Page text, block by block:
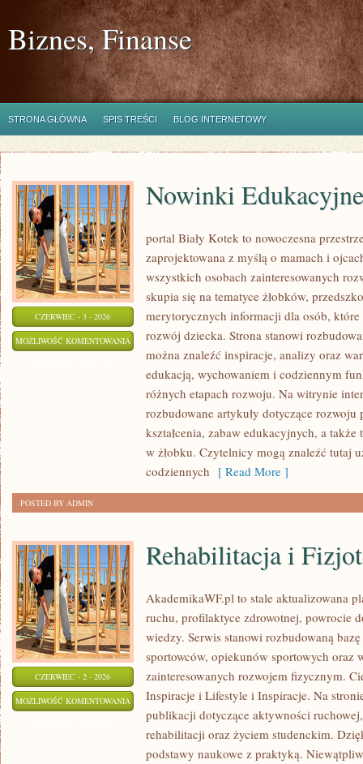
Biznes, Finanse
STRONA GŁÓWNA SPIS TREŚCI BLOG INTERNETOWY
CZERWIEC - 3 - 2026
MOŻLIWOŚĆ KOMENTOWANIA NOWINKI
EDUKACYJNE
Nowinki Edukacyjne
portal Biały Kotek to nowoczesna
zaprojektowana z myślą o mamach i
wszystkich osobach zainteresowanych
skupia się na tematyce żłobków,
merytorycznych informacji dla osób,
rozwój dziecka. Strona stanowi
można znaleźć inspiracje, analizy oraz
edukacją, wychowaniem i codziennym
różnych etapach rozwoju. Na witrynie
rozbudowane artykuły dotyczące rozwoju
kształcenia, zabaw edukacyjnych, a
w żłobku. Czytelnicy mogą znaleźć tutaj
codziennych [ Read More ]
POSTED BY ADMIN
CZERWIEC - 2 - 2026
MOŻLIWOŚĆ KOMENTOWANIA REHABILITACJA
FIZJOTERAPIA
Rehabilitacja i
AkademikaWF.pl to stale aktualizowana
ruchu, profilaktyce zdrowotnej, powrocie
wiedzy. Serwis stanowi rozbudowaną
sportowców, opiekunów sportowych oraz
zainteresowanych rozwojem fizycznym.
Inspiracje i Lifestyle i Inspiracje. Na
publikacji dotyczące aktywności
rehabilitacji oraz życiem studenckim.
podstawy naukowe z praktyką.